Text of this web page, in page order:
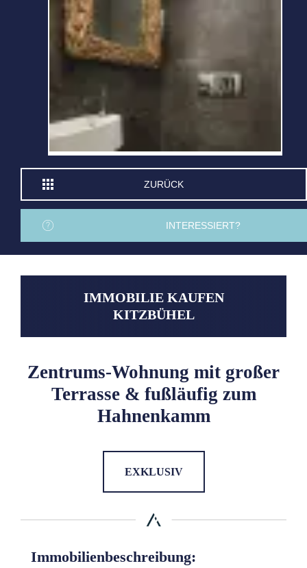
ZURÜCK
INTERESSIERT?
IMMOBILIE KAUFEN
KITZBÜHEL
Zentrums-Wohnung mit großer
Terrasse & fußläufig zum
Hahnenkamm
EXKLUSIV
Immobilienbeschreibung: